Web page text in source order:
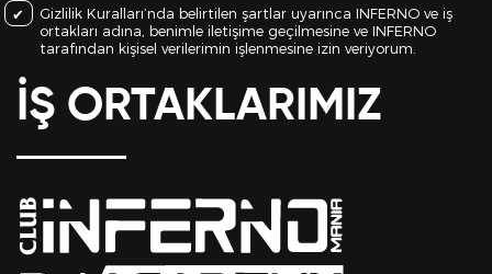
Gizlilik Kuralları’nda belirtilen şartlar uyarınca INFERNO ve iş
ortakları adına, benimle iletişime geçilmesine ve INFERNO
tarafından kişisel verilerimin işlenmesine izin veriyorum.
İŞ ORTAKLARIMIZ
BAŞVURUMU GÖNDER